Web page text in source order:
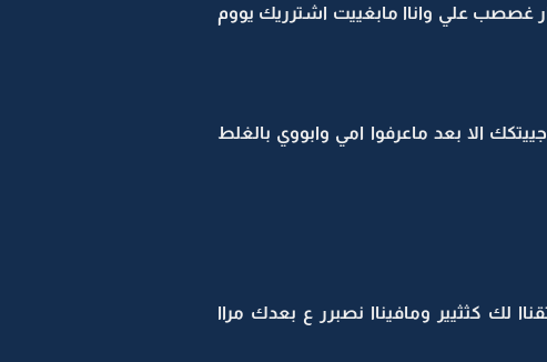
غصصب علي واناا مابغييت اشترريك يووم
الا بعد ماعرفوا امي وابووي بالغلط
لك كثثيير ومافيناا نصبرر ع بعدك مراا